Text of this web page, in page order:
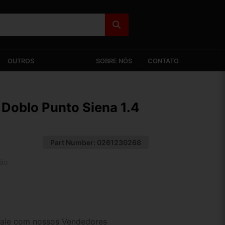
OUTROS SOBRE NÓS CONTATO
Punto Siena 1.4
Part Number: 0261230268
com nossos Vendedores